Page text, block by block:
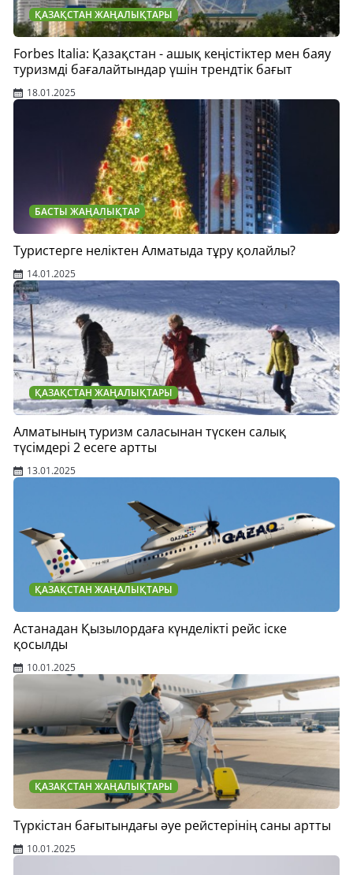
ҚАЗАҚСТАН ЖАҢАЛЫҚТАРЫ
Forbes Italia: Қазақстан - ашық кеңістіктер мен баяу
туризмді бағалайтындар үшін трендтік бағыт
18.01.2025
БАСТЫ ЖАҢАЛЫҚТАР
Туристерге неліктен Алматыда тұру қолайлы?
14.01.2025
ҚАЗАҚСТАН ЖАҢАЛЫҚТАРЫ
Алматының туризм саласынан түскен салық
түсімдері 2 есеге артты
13.01.2025
ҚАЗАҚСТАН ЖАҢАЛЫҚТАРЫ
Астанадан Қызылордаға күнделікті рейс іске
қосылды
10.01.2025
ҚАЗАҚСТАН ЖАҢАЛЫҚТАРЫ
Түркістан бағытындағы әуе рейстерінің саны артты
10.01.2025